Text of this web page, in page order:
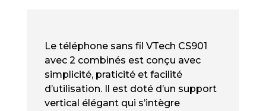
SANS
DUO
DECT
Le téléphone sans fil VTech CS901
avec 2 combinés est conçu avec
simplicité, praticité et facilité
d’utilisation. Il est doté d’un support
vertical élégant qui s’intègre